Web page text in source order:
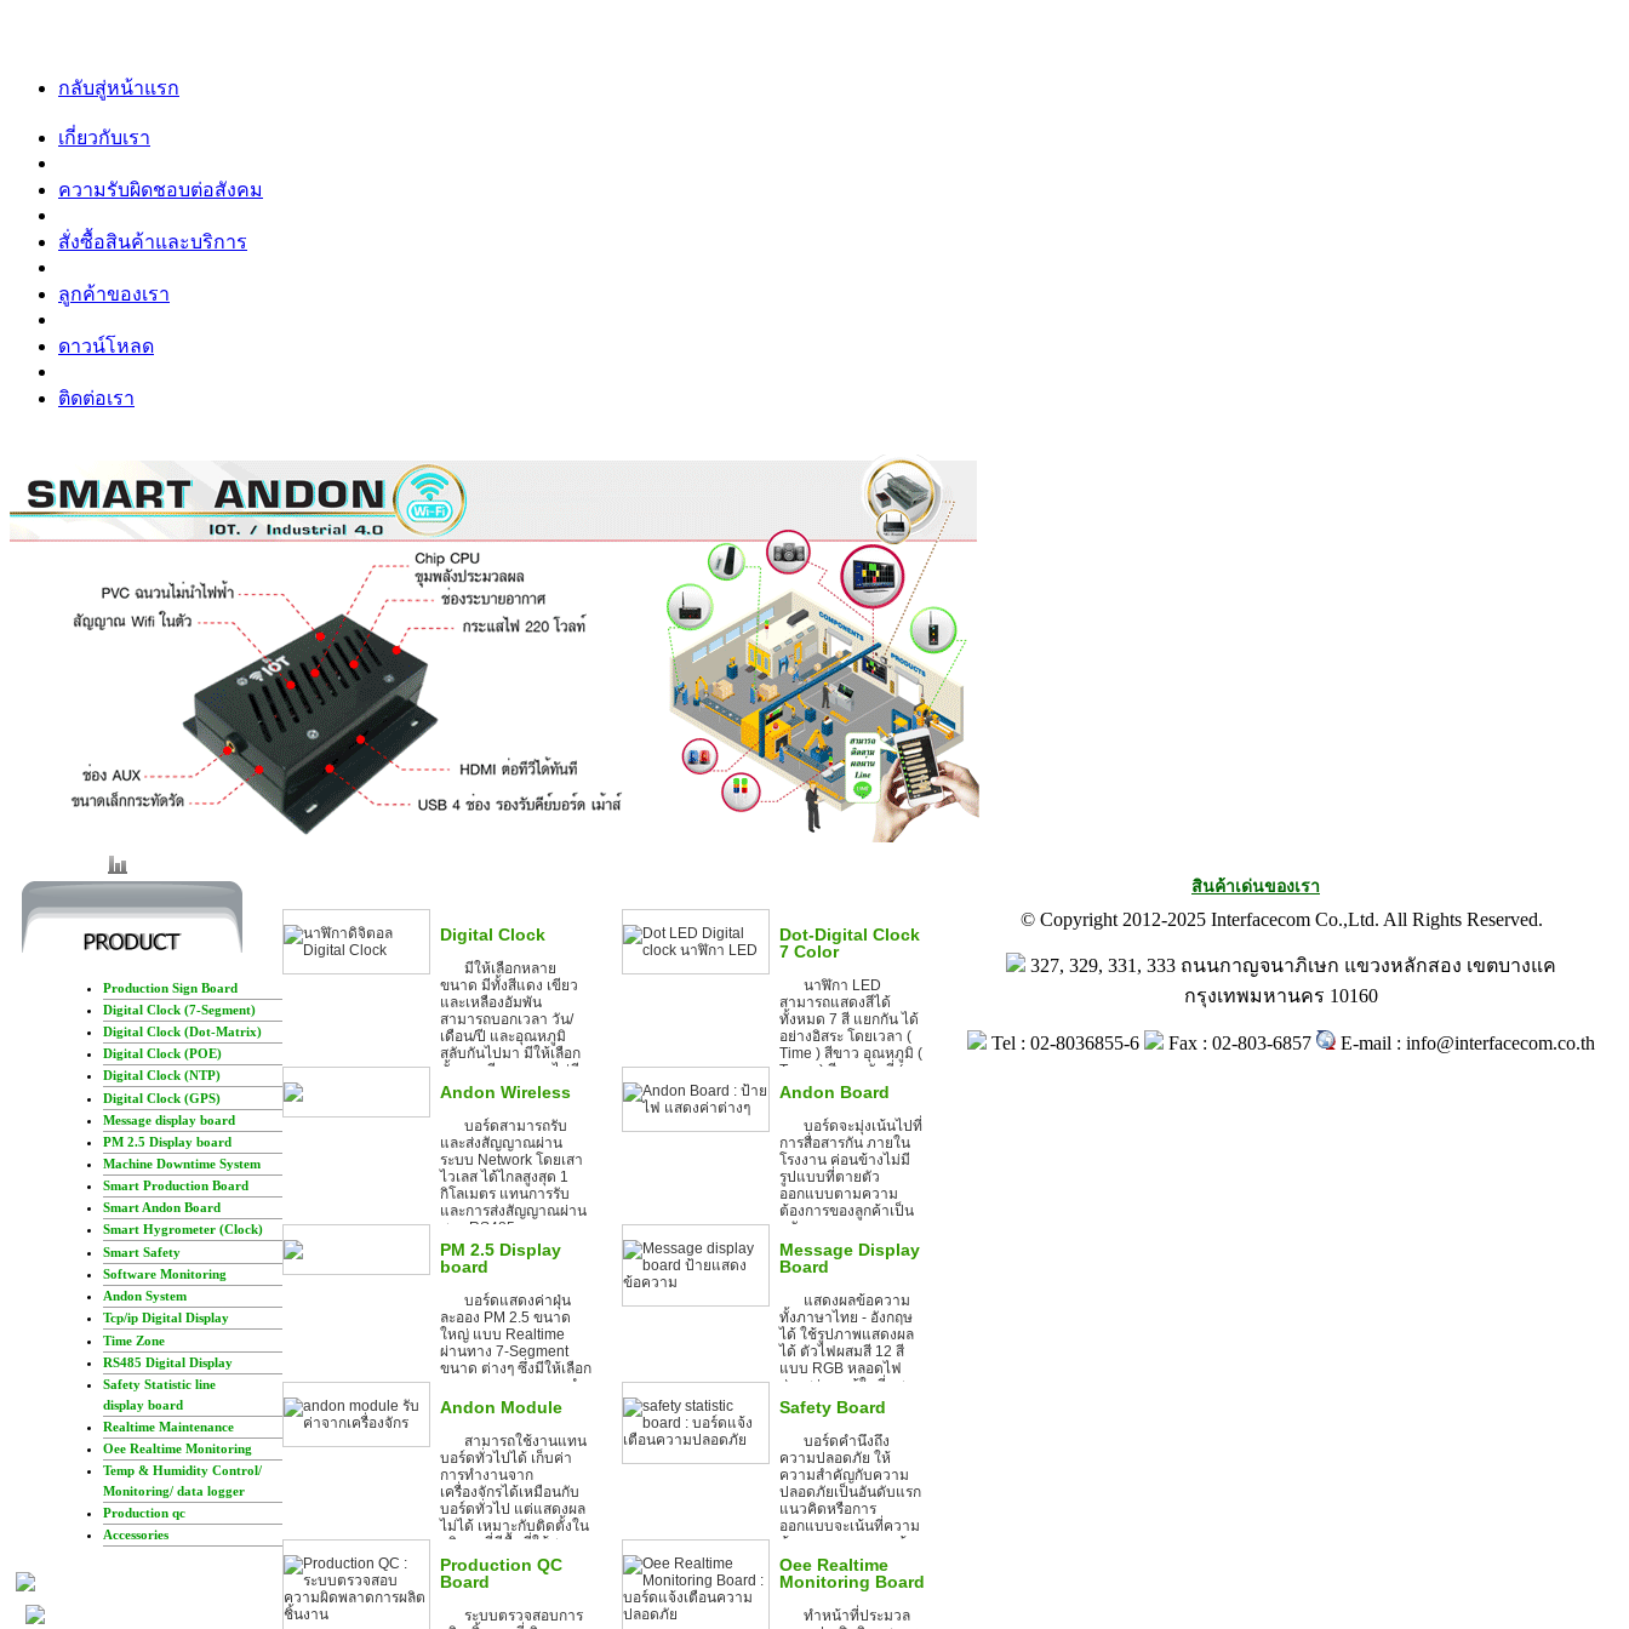
กลับสู่หน้าแรก
เกี่ยวกับเรา
ความรับผิดชอบต่อสังคม
สั่งซื้อสินค้าและบริการ
ลูกค้าของเรา
ดาวน์โหลด
ติดต่อเรา
Production Sign Board
Digital Clock (7-Segment)
Digital Clock (Dot-Matrix)
Digital Clock (POE)
Digital Clock (NTP)
Digital Clock (GPS)
Message display board
PM 2.5 Display board
Machine Downtime System
Smart Production Board
Smart Andon Board
Smart Hygrometer (Clock)
Smart Safety
Software Monitoring
Andon System
Tcp/ip Digital Display
Time Zone
RS485 Digital Display
Safety Statistic line
display board
Realtime Maintenance
Oee Realtime Monitoring
Temp & Humidity Control/
Monitoring/ data logger
Production qc
Accessories
สินค้าเด่นของเรา
Digital Clock
มีให้เลือกหลาย
ขนาด มีทั้งสีแดง เขียว
และเหลืองอัมพัน
สามารถบอกเวลา วัน/
เดือน/ปี และอุณหภูมิ
สลับกันไปมา มีให้เลือก
ทั้งแบบมีขอบ และไม่มี
ขอบ...
Dot-Digital Clock
7 Color
นาฬิกา LED
สามารถแสดงสีได้
ทั้งหมด 7 สี แยกกัน ได้
อย่างอิสระ โดยเวลา (
Time ) สีขาว อุณหภูมิ (
Temp ) สีแดง วันที่ (
Day ) สีฟ้า สลับกันไป
Andon Wireless
บอร์ดสามารถรับ
และส่งสัญญาณผ่าน
ระบบ Network โดยเสา
ไวเลส ได้ไกลสูงสุด 1
กิโลเมตร แทนการรับ
และการส่งสัญญาณผ่าน
สาย RS485...
Andon Board
บอร์ดจะมุ่งเน้นไปที่
การสื่อสารกัน ภายใน
โรงงาน ค่อนข้างไม่มี
รูปแบบที่ตายตัว
ออกแบบตามความ
ต้องการของลูกค้าเป็น
หลัก...
PM 2.5 Display
board
บอร์ดแสดงค่าฝุ่น
ละออง PM 2.5 ขนาด
ใหญ่ แบบ Realtime
ผ่านทาง 7-Segment
ขนาด ต่างๆ ซึ่งมีให้เลือก
หลายขนาด ตามการนำ
ไปใช้จริง มีทั้งแบบใช้
Outdoor...
Message Display
Board
แสดงผลข้อความ
ทั้งภาษาไทย - อังกฤษ
ได้ ใช้รูปภาพแสดงผล
ได้ ตัวไฟผสมสี 12 สี
แบบ RGB หลอดไฟ
ส่องสว่าง แม้ในที่แสง
สว่างมาก มีทั้งแบบ
Indoor และ Outdoor ...
Andon Module
สามารถใช้งานแทน
บอร์ดทั่วไปได้ เก็บค่า
การทำงานจาก
เครื่องจักรได้เหมือนกับ
บอร์ดทั่วไป แต่แสดงผล
ไม่ได้ เหมาะกับติดตั้งใน
บริเวณที่มีพื้นที่ใช้สอย
น้อย...
Safety Board
บอร์ดคำนึงถึง
ความปลอดภัย ให้
ความสำคัญกับความ
ปลอดภัยเป็นอันดับแรก
แนวคิดหรือการ
ออกแบบจะเน้นที่ความ
ต้องการของทางลูกค้า
เป็นหลัก...
Production QC
Board
ระบบตรวจสอบการ
Oee Realtime
Monitoring Board
ทำหน้าที่ประมวล
© Copyright 2012-2025 Interfacecom Co.,Ltd. All Rights Reserved.
327, 329, 331, 333 ถนนกาญจนาภิเษก แขวงหลักสอง เขตบางแค
กรุงเทพมหานคร 10160
Tel : 02-8036855-6 Fax : 02-803-6857 E-mail : info@interfacecom.co.th